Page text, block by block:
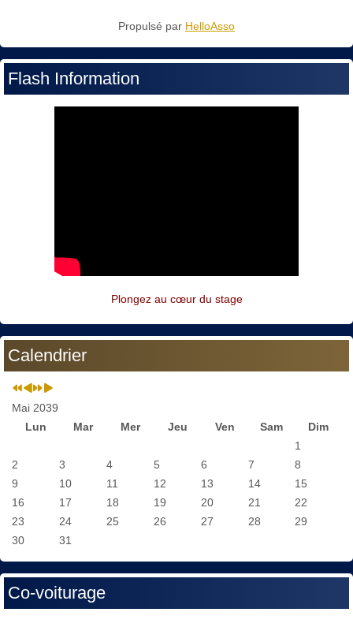
Propulsé par HelloAsso
Flash Information
Plongez au cœur du stage
Calendrier
Mai 2039
Lun
Mar Mer Jeu Ven Sam
Dim
1
2
3 4 5 6 7
8
9
10 11 12 13 14
15
16
17 18 19 20 21
22
23
24 25 26 27 28
29
30
31
Co-voiturage